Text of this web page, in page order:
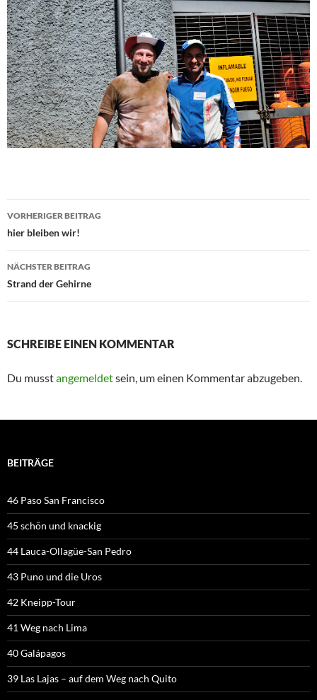
Beitragsnavigation
VORHERIGER BEITRAG
hier bleiben wir!
NÄCHSTER BEITRAG
Strand der Gehirne
SCHREIBE EINEN KOMMENTAR
Du musstangemeldetsein, um einen Kommentar abzugeben.
BEITRÄGE
46 Paso San Francisco
45 schön und knackig
44 Lauca-Ollagüe-San Pedro
43 Puno und die Uros
42 Kneipp-Tour
41 Weg nach Lima
40 Galápagos
39 Las Lajas – auf dem Weg nach Quito